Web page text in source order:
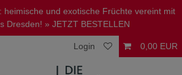
heimische und exotische Früchte vereint mit
Dresden! » JETZT BESTELLEN
Login 0,00 EUR